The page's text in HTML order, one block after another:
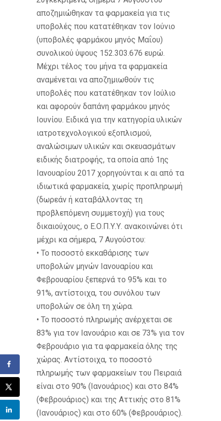
αποζημιώθηκαν τα φαρμακεία για τις
υποβολές που κατατέθηκαν τον Ιούνιο
(υποβολές φαρμάκου μηνός Μαΐου)
συνολικού ύψους 152.303.676 ευρώ.
Μέχρι τέλος του μήνα τα φαρμακεία
αναμένεται να αποζημιωθούν τις
υποβολές που κατατέθηκαν τον Ιούλιο
και αφορούν δαπάνη φαρμάκου μηνός
Ιουνίου. Ειδικά για την κατηγορία υλικών
ιατροτεχνολογικού εξοπλισμού,
αναλώσιμων υλικών και σκευασμάτων
ειδικής διατροφής, τα οποία από 1ης
Ιανουαρίου 2017 χορηγούνται κ αι από τα
ιδιωτικά φαρμακεία, χωρίς προπληρωμή
(δωρεάν ή καταβάλλοντας τη
προβλεπόμενη συμμετοχή) για τους
δικαιούχους, ο Ε.Ο.Π.Υ.Υ. ανακοινώνει ότι
μέχρι κα σήμερα, 7 Αυγούστου:
• Το ποσοστό εκκαθάρισης των
υποβολών μηνών Ιανουαρίου και
Φεβρουαρίου ξεπερνά το 95% και το
91%, αντίστοιχα, του συνόλου των
υποβολών σε όλη τη χώρα.
• Το ποσοστό πληρωμής ανέρχεται σε
83% για τον Ιανουάριο και σε 73% για τον
Φεβρουάριο για τα φαρμακεία όλης της
χώρας. Αντίστοιχα, το ποσοστό
πληρωμής των φαρμακείων του Πειραιά
είναι στο 90% (Ιανουάριος) και στο 84%
(Φεβρουάριος) και της Αττικής στο 81%
(Ιανουάριος) και στο 60% (Φεβρουάριος).